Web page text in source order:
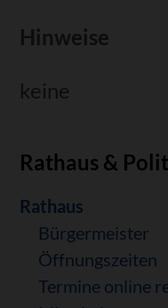
Rathaus &
Navigation
überspringen
Rathaus
Bürgermeister
Öffnungszeiten
Termine online
Hinweise
keine